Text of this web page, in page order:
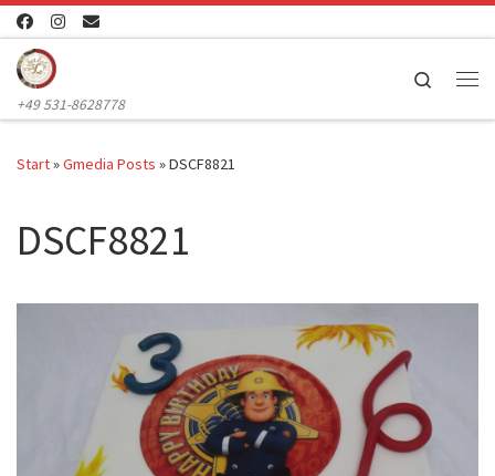
Zum Inhalt springen
+49 531-8628778
Search
Start»Gmedia Posts »DSCF8821
DSCF8821